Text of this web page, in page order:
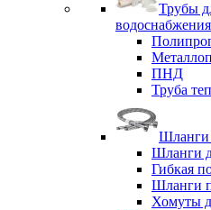
Трубы
водоснабжения
ПНД
Труба
Шланги
Шланги
Гибкая
Шланги
Хомуты